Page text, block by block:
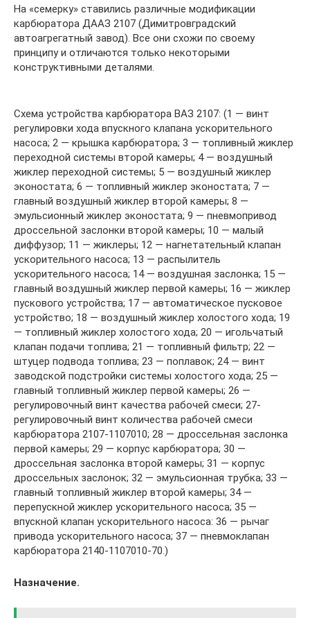
На «семерку» ставились различные модификации
карбюратора ДААЗ 2107 (Димитровградский
автоагрегатный завод). Все они схожи по своему
принципу и отличаются только некоторыми
конструктивными деталями.
Схема устройства карбюратора ВАЗ 2107: (1 — винт
регулировки хода впускного клапана ускорительного
насоса; 2 — крышка карбюратора; 3 — топливный жиклер
переходной системы второй камеры; 4 — воздушный
жиклер переходной системы; 5 — воздушный жиклер
эконостата; 6 — топливный жиклер эконостата; 7 —
главный воздушный жиклер второй камеры; 8 —
эмульсионный жиклер эконостата; 9 — пневмопривод
дроссельной заслонки второй камеры; 10 — малый
диффузор; 11 — жиклеры; 12 — нагнетательный клапан
ускорительного насоса; 13 — распылитель
ускорительного насоса; 14 — воздушная заслонка; 15 —
главный воздушный жиклер первой камеры; 16 — жиклер
пускового устройства; 17 — автоматическое пусковое
устройство; 18 — воздушный жиклер холостого хода; 19
— топливный жиклер холостого хода; 20 — игольчатый
клапан подачи топлива; 21 — топливный фильтр; 22 —
штуцер подвода топлива; 23 — поплавок; 24 — винт
заводской подстройки системы холостого хода; 25 —
главный топливный жиклер первой камеры; 26 —
регулировочный винт качества рабочей смеси; 27-
регулировочный винт количества рабочей смеси
карбюратора 2107-1107010; 28 — дроссельная заслонка
первой камеры; 29 — корпус карбюратора; 30 —
дроссельная заслонка второй камеры; 31 — корпус
дроссельных заслонок; 32 — эмульсионная трубка; 33 —
главный топливный жиклер второй камеры; 34 —
перепускной жиклер ускорительного насоса; 35 —
впускной клапан ускорительного насоса: 36 — рычаг
привода ускорительного насоса; 37 — пневмоклапан
карбюратора 2140-1107010-70.)
Назначение.